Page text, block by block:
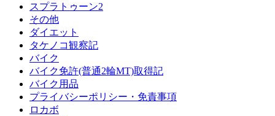
スプラトゥーン2
その他
ダイエット
タケノコ観察記
バイク
バイク免許(普通2輪MT)取得記
バイク用品
プライバシーポリシー・免責事項
ロカボ